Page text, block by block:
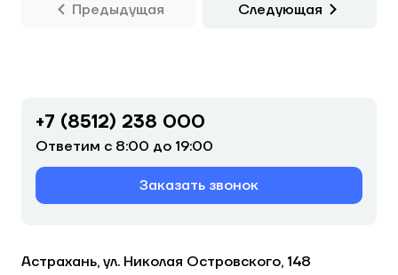
Предыдущая Следующая
+7 (8512) 238 000
Ответим с 8:00 до 19:00
Заказать звонок
Астрахань, ул. Николая Островского, 148